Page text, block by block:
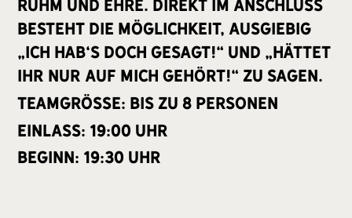
besteht die Möglichkeit, ausgiebig
„Ich hab‘s doch gesagt!“ und „Hättet
ihr nur auf mich gehört!“ zu sagen.
Teamgröße: bis zu 8 Personen
Einlass: 19:00 Uhr
Beginn: 19:30 Uhr